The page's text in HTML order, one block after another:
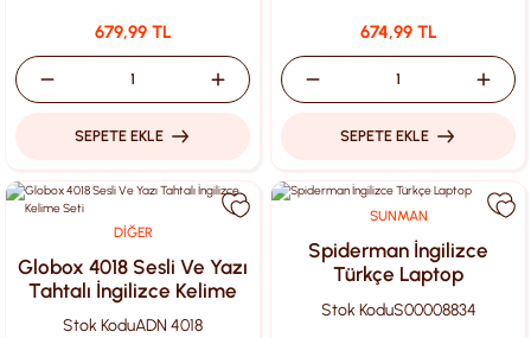
679,99 TL
SEPETE EKLE
674,99 TL
SEPETE EKLE
DİĞER
Globox 4018 Sesli Ve Yazı
Tahtalı İngilizce Kelime
Seti
Stok KoduADN 4018
SUNMAN
Spiderman İngilizce
Türkçe Laptop
Stok KoduS00008834